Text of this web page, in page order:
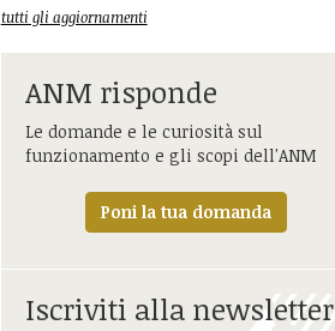
tutti gli aggiornamenti
ANM risponde
Le domande e le curiosità sul
funzionamento e gli scopi dell'ANM
Poni la tua domanda
Iscriviti alla newsletter